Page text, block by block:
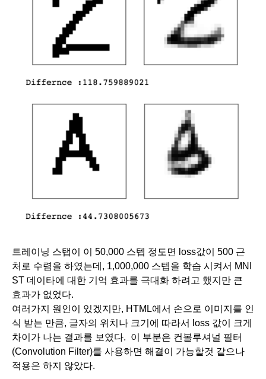
트레이닝 스탭이 이 50,000 스텝 정도면 loss값이 500 근
처로 수렴을 하였는데, 1,000,000 스텝을 학습 시켜서 MNI
ST 데이타에 대한 기억 효과를 극대화 하려고 했지만 큰
효과가 없었다.
여러가지 원인이 있겠지만, HTML에서 손으로 이미지를 인
식 받는 만큼, 글자의 위치나 크기에 따라서 loss 값이 크게
차이가 나는 결과를 보였다.  이 부분은 컨볼루셔널 필터
(Convolution Filter)를 사용하면 해결이 가능할것 같으나
적용은 하지 않았다.